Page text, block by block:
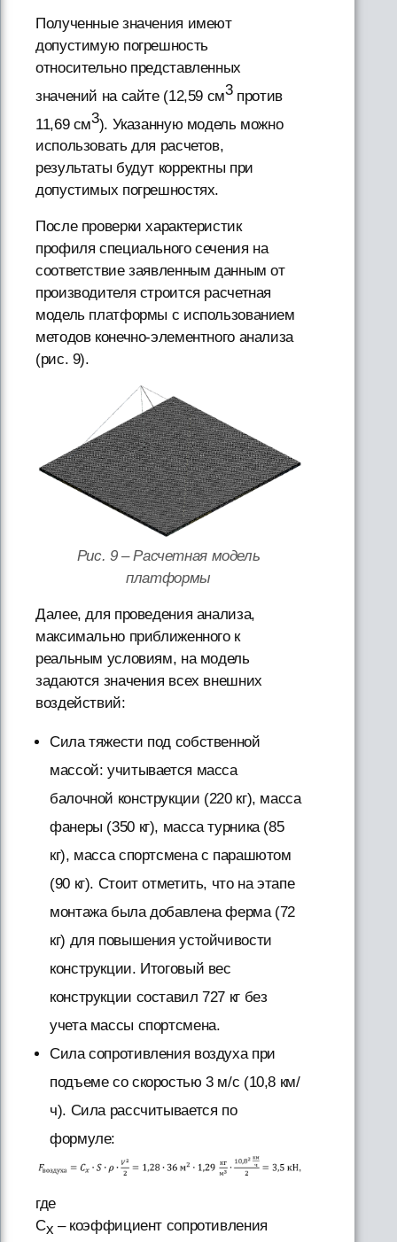
Полученные значения имеют
допустимую погрешность
относительно представленных
значений на сайте (12,59 см3против
11,69 см3). Указанную модель можно
использовать для расчетов,
результаты будут корректны при
допустимых погрешностях.
После проверки характеристик
профиля специального сечения на
соответствие заявленным данным от
производителя строится расчетная
модель платформы с использованием
методов конечно-элементного анализа
(рис. 9).
Рис. 9 – Расчетная модель
платформы
Далее, для проведения анализа,
максимально приближенного к
реальным условиям, на модель
задаются значения всех внешних
воздействий:
Сила тяжести под собственной
массой: учитывается масса
балочной конструкции (220 кг), масса
фанеры (350 кг), масса турника (85
кг), масса спортсмена с парашютом
(90 кг). Стоит отметить, что на этапе
монтажа была добавлена ферма (72
кг) для повышения устойчивости
конструкции. Итоговый вес
конструкции составил 727 кг без
учета массы спортсмена.
Сила сопротивления воздуха при
подъеме со скоростью 3 м/с (10,8 км/
ч). Сила рассчитывается по
формуле:
где
Cx – коэффициент сопротивления